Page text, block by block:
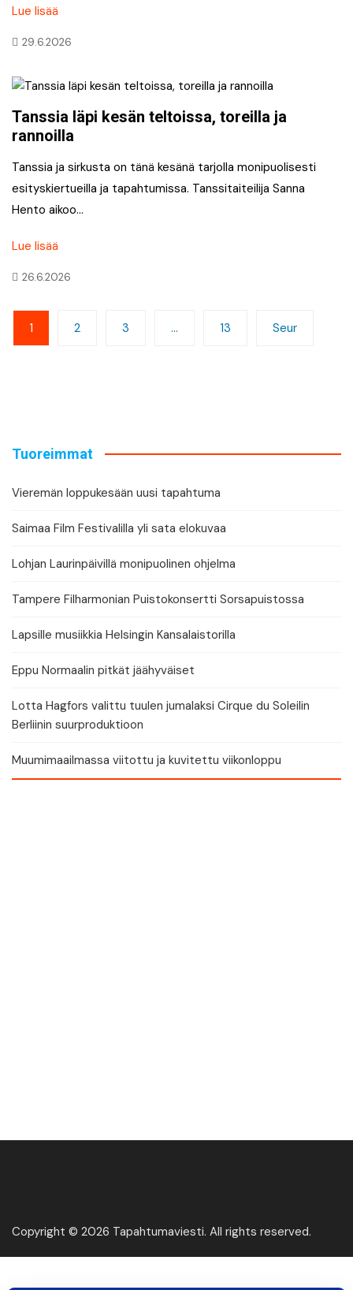
Lue lisää
29.6.2026
Tanssia läpi kesän teltoissa, toreilla ja
rannoilla
Tanssia ja sirkusta on tänä kesänä tarjolla monipuolisesti
esityskiertueilla ja tapahtumissa. Tanssitaiteilija Sanna
Hento aikoo…
Lue lisää
26.6.2026
Artikkelien
sivutus
1 2 3 … 13 Seur
Tuoreimmat
Vieremän loppukesään uusi tapahtuma
Saimaa Film Festivalilla yli sata elokuvaa
Lohjan Laurinpäivillä monipuolinen ohjelma
Tampere Filharmonian Puistokonsertti Sorsapuistossa
Lapsille musiikkia Helsingin Kansalaistorilla
Eppu Normaalin pitkät jäähyväiset
Lotta Hagfors valittu tuulen jumalaksi Cirque du Soleilin
Berliinin suurproduktioon
Muumimaailmassa viitottu ja kuvitettu viikonloppu
Copyright © 2026 Tapahtumaviesti. All rights reserved.